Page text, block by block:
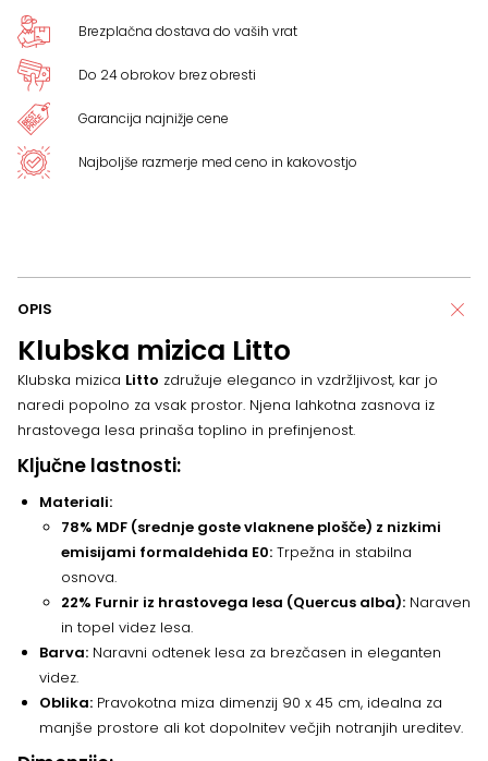
Brezplačna dostava do vaših vrat
Do 24 obrokov brez obresti
Garancija najnižje cene
Najboljše razmerje med ceno in kakovostjo
OPIS
Klubska mizica Litto
Klubska mizica Litto združuje eleganco in vzdržljivost, kar jo
naredi popolno za vsak prostor. Njena lahkotna zasnova iz
hrastovega lesa prinaša toplino in prefinjenost.
Ključne lastnosti:
Materiali:
78% MDF (srednje goste vlaknene plošče) z nizkimi
emisijami formaldehida E0: Trpežna in stabilna
osnova.
22% Furnir iz hrastovega lesa (Quercus alba): Naraven
in topel videz lesa.
Barva: Naravni odtenek lesa za brezčasen in eleganten
videz.
Oblika: Pravokotna miza dimenzij 90 x 45 cm, idealna za
manjše prostore ali kot dopolnitev večjih notranjih ureditev.